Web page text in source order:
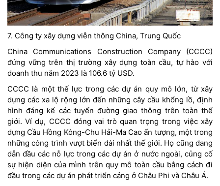
7. Công ty xây dựng viễn thông China, Trung Quốc
China Communications Construction Company (CCCC)
đứng vững trên thị trường xây dựng toàn cầu, tự hào với
doanh thu năm 2023 là 106.6 tỷ USD.
CCCC là một thế lực trong các dự án quy mô lớn, từ xây
dựng các xa lộ rộng lớn đến những cây cầu khổng lồ, định
hình đáng kể các tuyến đường giao thông trên toàn thế
giới. Ví dụ, CCCC đóng vai trò quan trọng trong việc xây
dựng Cầu Hồng Kông-Chu Hải-Ma Cao ấn tượng, một trong
những công trình vượt biển dài nhất thế giới. Họ cũng đang
dẫn đầu các nỗ lực trong các dự án ở nước ngoài, củng cố
sự hiện diện của mình trên quy mô toàn cầu bằng cách đi
đầu trong các dự án phát triển cảng ở Châu Phi và Châu Á.